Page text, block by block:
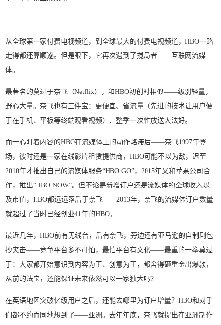
从全球第一家付费电视频道，到全球最大的付费电视频道，HBO一路
走得都还算顺遂。但是眼下，它再次遇到了搅局者——互联网流媒
体。
最著名的莫过于奈飞（Netflix），和HBO初创时相似——级别轻量，
野心大量。奈飞也有三件宝：更便宜、省流量（先进的技术让用户便
于在手机、平板等终端观看视频）、整季一次性放送大法好。
而一心盯着内容的HBO在流媒体上的动作略滞后——奈飞1997年登
场，彼时还是一家在线影片租赁提供商，HBO可能不以为敌，迟至
2010年才推出自己的流媒体服务“HBO GO”，2015年又和苹果公司合
作，推出“HBO NOW”。但不论是新增订户还是流媒体的全球收入以
及市值，HBO都远远落后于奈飞——2013年，奈飞的流媒体订户数量
就超过了当时已经创业41年的HBO。
最近几年，HBO前有无线台，后有奈飞，旁边还有亚马逊的自制剧包
抄夹击——竞争平台多不可怕，最怕平台有文化——最重的一拳莫过
于：大家都开始意识到内容为王、创意为王，都舍得砸重金出爆款，
从前的法宝，还能保证未来依然可以一家独大吗？
在英语地区突破亿级用户之后，还能去哪里为订户增量？HBO和对手
们都不约而同地想到了——亚洲。去年年底，奈飞就提出在亚洲制作